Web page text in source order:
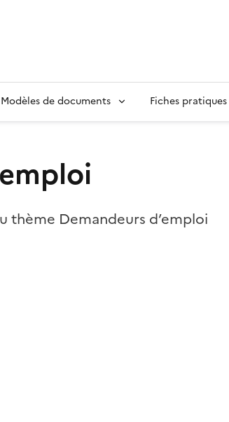
Modèles de documents Fiches pratiques
thème Demandeurs d’emploi